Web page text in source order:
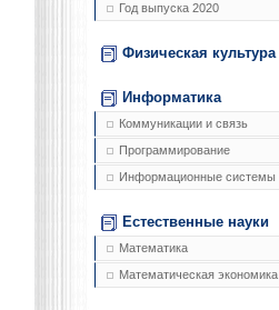
Год выпуска 2020
Физическая культура
Информатика
Коммуникации и связь
Программирование
Информационные системы
Естественные науки
Математика
Математическая экономика